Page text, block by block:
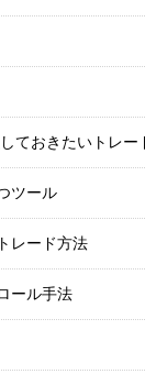
ておきたいトレー
ツール
レード方法
ール手法